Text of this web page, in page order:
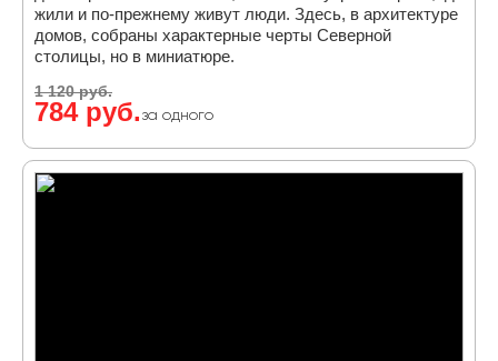
жили и по-прежнему живут люди. Здесь, в архитектуре
домов, собраны характерные черты Северной
столицы, но в миниатюре.
1 120 руб.
784 руб. за одного